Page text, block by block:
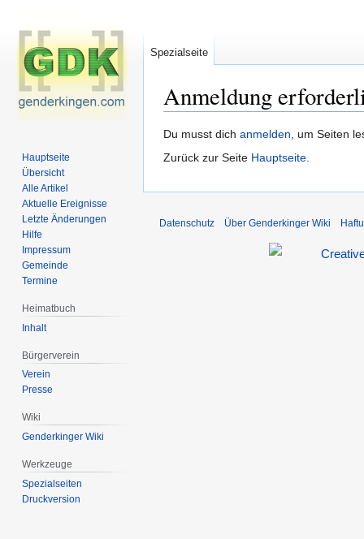
Anmeldung
Zur
Navigation
Zur
Suche
Du musst dich anmelden, um Seiten
Zurück zur Seite Hauptseite.
Spezialseite
Hauptseite
Übersicht
Alle Artikel
Aktuelle Ereignisse
Letzte Änderungen
Hilfe
Impressum
Gemeinde
Termine
Heimatbuch
Inhalt
Bürgerverein
Verein
Presse
Wiki
Genderkinger Wiki
Werkzeuge
Spezialseiten
Druckversion
Datenschutz Über Genderkinger Wiki